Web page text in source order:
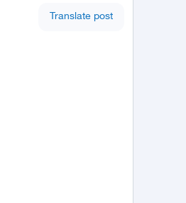
Translate post